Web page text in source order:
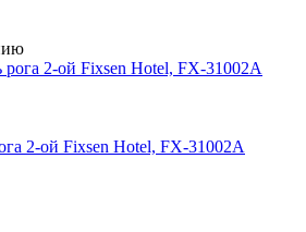
2-ой Fixsen Hotel, FX-31002A